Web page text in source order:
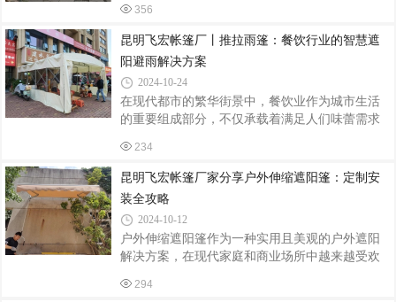
篷。确保帐篷位置平整、稳固，远离潜在的安全
帐篷主体、支架、固定绳、地钉等。确保所有
的目光。而作为集市中的重要组成部分，人字帐
篷不仅提供了遮阳避雨的功能，更以其独特的设
计和定制化的特点，成为了集市中的一道亮丽风
景线。本文将详细介绍网红集市人字帐篷的定制
与安装过程，帮助您打造别具一格的集市空间。
一、定制前的准备需求分析首先，需要明确帐篷
的使用场景、预期效果以及预算范围。集市活动
的类型、参与人数、持续时间等因素都会影响到
356
昆明飞宏帐篷厂丨推拉雨篷：餐饮行业的智慧遮
阳避雨解决方案
2024-10-24
在现代都市的繁华街景中，餐饮业作为城市生活
的重要组成部分，不仅承载着满足人们味蕾需求
所。然而，多变的天气常常给露天或半露天餐饮
经营带来挑战，如何有效应对风雨、阳光等自然
因素，为顾客提供一个舒适宜人的就餐环境，成
为餐饮业主们亟需解决的问题。在此背景下，推
拉雨篷以其灵活便捷、实用耐用的特点，逐渐成
为餐饮行业的优选遮阳避雨解决方案。一、灵活
多变，适应性强推拉雨篷的设计巧妙之处在于其
可伸缩、可移动的特性。无论是突如其来的夏日
234
昆明飞宏帐篷厂家分享户外伸缩遮阳篷：定制安
装全攻略
2024-10-12
户外伸缩遮阳篷作为一种实用且美观的户外遮阳
解决方案，在现代家庭和商业场所中越来越受欢
添户外空间的舒适度和美观度。然而，为了确保
294